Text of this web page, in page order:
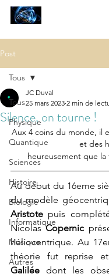
Post
Tous
Physique
Quantique
Sciences
Histoire
Biologie
Informatique
Musique
Autres
Tous
Silence, on tourne !
JC Duval
25 mars 2023 2 min de
Aux 4 coins du monde, il
et des
heureusement que
Au début du 16eme
Aristote puis
Nicolas Copernic
héliocentrique. Au
Galilée dont les